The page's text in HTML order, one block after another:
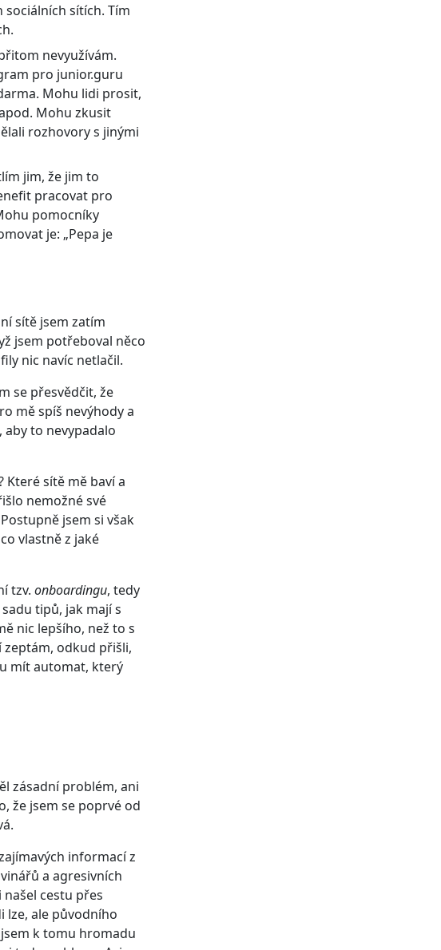
sociálních sítích. Tím
nevyužívám.
pro junior.guru
Mohu lidi prosit,
Mohu zkusit
rozhovory s jinými
jim, že jim to
pracovat pro
pomocníky
je: „Pepa je
sítě jsem zatím
jsem potřeboval něco
nic navíc netlačil.
se přesvědčit, že
mě spíš nevýhody a
aby to nevypadalo
Které sítě mě baví a
nemožné své
jsem si však
vlastně z jaké
tzv. onboardingu, tedy
tipů, jak mají s
nic lepšího, než to s
zeptám, odkud přišli,
mít automat, který
zásadní problém, ani
že jsem se poprvé od
informací z
a agresivních
cestu přes
lze, ale původního
k tomu hromadu